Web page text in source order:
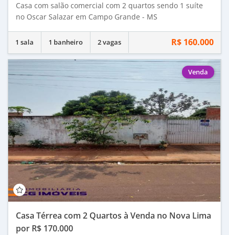
Casa com salão comercial com 2 quartos sendo 1 suíte
no Oscar Salazar em Campo Grande - MS
1 sala 1 banheiro 2 vagas R$ 160.000
Venda
Casa Térrea com 2 Quartos à Venda no Nova Lima
por R$ 170.000